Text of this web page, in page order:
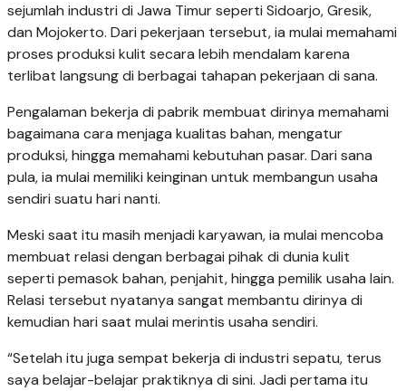
sejumlah industri di Jawa Timur seperti Sidoarjo, Gresik,
dan Mojokerto. Dari pekerjaan tersebut, ia mulai memahami
proses produksi kulit secara lebih mendalam karena
terlibat langsung di berbagai tahapan pekerjaan di sana.
Pengalaman bekerja di pabrik membuat dirinya memahami
bagaimana cara menjaga kualitas bahan, mengatur
produksi, hingga memahami kebutuhan pasar. Dari sana
pula, ia mulai memiliki keinginan untuk membangun usaha
sendiri suatu hari nanti.
Meski saat itu masih menjadi karyawan, ia mulai mencoba
membuat relasi dengan berbagai pihak di dunia kulit
seperti pemasok bahan, penjahit, hingga pemilik usaha lain.
Relasi tersebut nyatanya sangat membantu dirinya di
kemudian hari saat mulai merintis usaha sendiri.
“Setelah itu juga sempat bekerja di industri sepatu, terus
saya belajar-belajar praktiknya di sini. Jadi pertama itu